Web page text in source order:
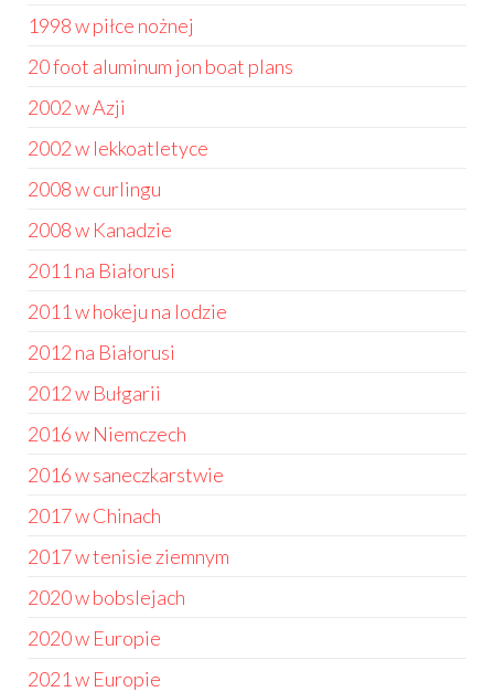
1998 w piłce nożnej
20 foot aluminum jon boat plans
2002 w Azji
2002 w lekkoatletyce
2008 w curlingu
2008 w Kanadzie
2011 na Białorusi
2011 w hokeju na lodzie
2012 na Białorusi
2012 w Bułgarii
2016 w Niemczech
2016 w saneczkarstwie
2017 w Chinach
2017 w tenisie ziemnym
2020 w bobslejach
2020 w Europie
2021 w Europie